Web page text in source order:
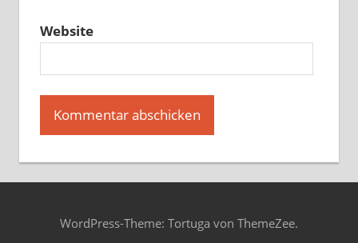
Website
WordPress-Theme: Tortuga von ThemeZee.